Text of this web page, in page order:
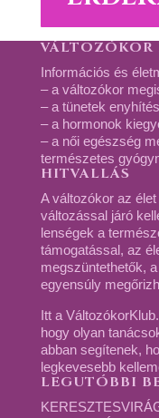
VÁLTOZÓKOR
Információs és
– a változókor
– a tünetek
– a hormonok
– a női egészség
természetes
HITVALLÁS
A változókor az
változással járó
lenségek a
támogatással, az
megszüntethetők,
egyensúly
Itt a
hogy olyan
abban segítenek,
legkevesebb
LEGUTÓBBI